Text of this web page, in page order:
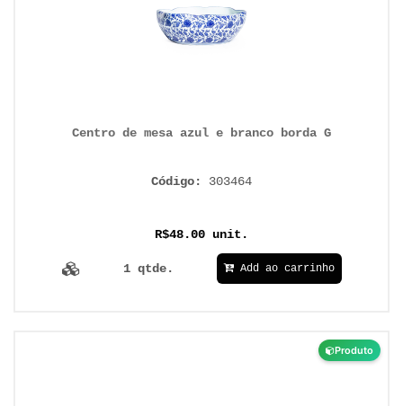
Centro de mesa azul e branco borda G
Código: 303464
R$48.00 unit.
1 qtde. Add ao carrinho
Produto